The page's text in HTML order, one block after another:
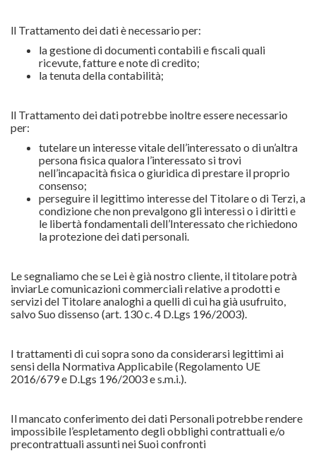
ll Trattamento dei dati è necessario per:
la gestione di documenti contabili e fiscali quali
ricevute, fatture e note di credito;
la tenuta della contabilità;
ll Trattamento dei dati potrebbe inoltre essere necessario
per:
tutelare un interesse vitale dell’interessato o di un’altra
persona fisica qualora l’interessato si trovi
nell’incapacità fisica o giuridica di prestare il proprio
consenso;
perseguire il legittimo interesse del Titolare o di Terzi, a
condizione che non prevalgono gli interessi o i diritti e
le libertà fondamentali dell’Interessato che richiedono
la protezione dei dati personali.
Le segnaliamo che se Lei è già nostro cliente, il titolare potrà
inviarLe comunicazioni commerciali relative a prodotti e
servizi del Titolare analoghi a quelli di cui ha già usufruito,
salvo Suo dissenso (art. 130 c. 4 D.Lgs 196/2003).
I trattamenti di cui sopra sono da considerarsi legittimi ai
sensi della Normativa Applicabile (Regolamento UE
2016/679 e D.Lgs 196/2003 e s.m.i.).
Il mancato conferimento dei dati Personali potrebbe rendere
impossibile l’espletamento degli obblighi contrattuali e/o
precontrattuali assunti nei Suoi confronti